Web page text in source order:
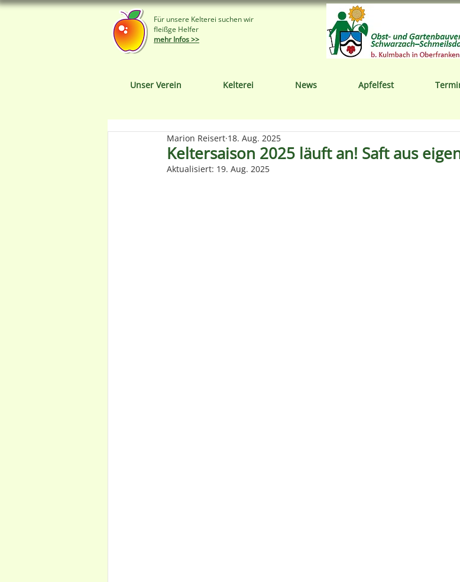
Unser Verein Kelterei News Apfelfest
Für unsere Kelterei suchen wir
fleißge Helfer
mehr Infos >>
Keltersaison 2025 läuft an! Saft aus
Marion Reisert 18. Aug. 2025
Aktualisiert: 19. Aug. 2025